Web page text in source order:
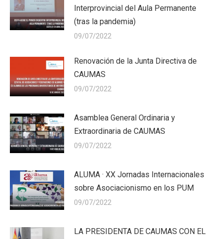
Interprovincial del Aula Permanente
(tras la pandemia)
09/07/2022
Renovación de la Junta Directiva de
CAUMAS
09/07/2022
Asamblea General Ordinaria y
Extraordinaria de CAUMAS
09/07/2022
ALUMA · XX Jornadas Internacionales
sobre Asociacionismo en los PUM
09/07/2022
LA PRESIDENTA DE CAUMAS CON EL